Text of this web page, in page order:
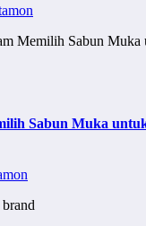
Sabun Muka